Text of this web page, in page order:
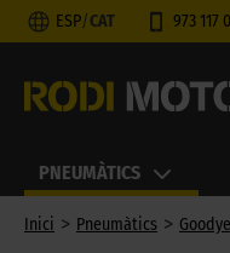
ESP/CAT 973 117
PNEUMÀTICS
Inici > Pneumàtics >